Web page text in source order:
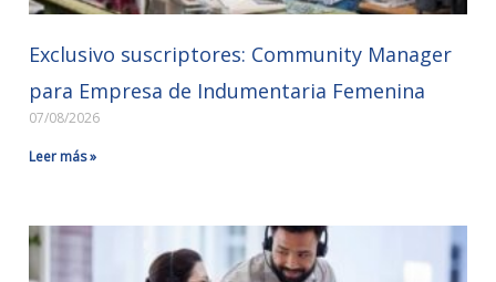
Exclusivo suscriptores: Community Manager
para Empresa de Indumentaria Femenina
07/08/2026
Leer más »